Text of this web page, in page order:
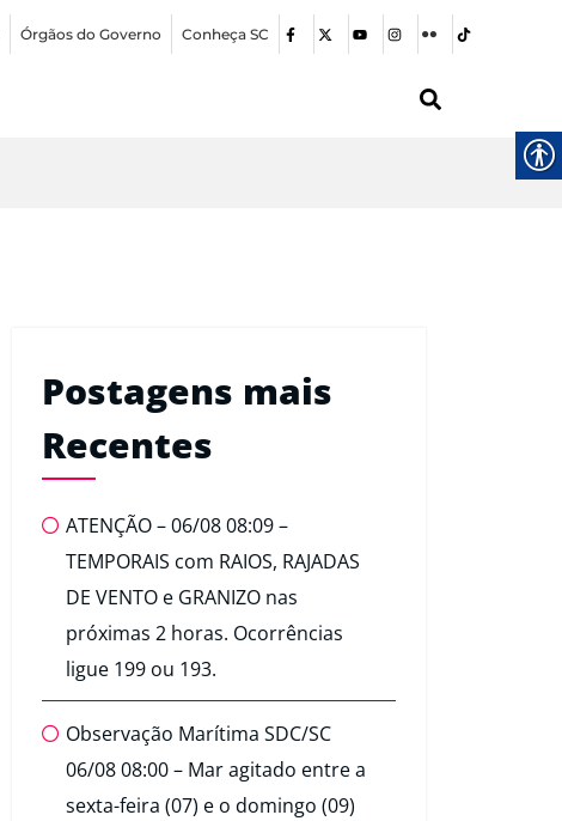
Órgãos do Governo Conheça SC
Postagens mais
Recentes
ATENÇÃO – 06/08 08:09 –
TEMPORAIS com RAIOS, RAJADAS
DE VENTO e GRANIZO nas
próximas 2 horas. Ocorrências
ligue 199 ou 193.
Observação Marítima SDC/SC
06/08 08:00 – Mar agitado entre a
sexta-feira (07) e o domingo (09)